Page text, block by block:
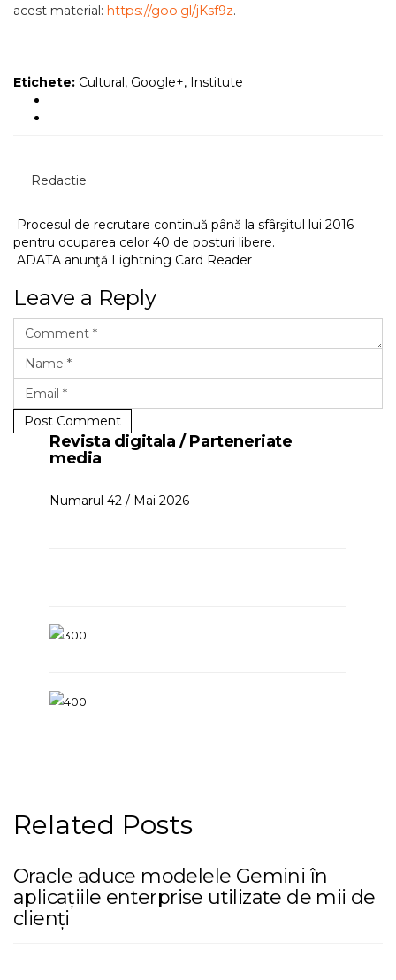
acest material: https://goo.gl/jKsf9z.
Etichete: Cultural, Google+, Institute
Redactie
Procesul de recrutare continuă până la sfârşitul lui 2016
pentru ocuparea celor 40 de posturi libere.
ADATA anunţă Lightning Card Reader
Leave a Reply
Post Comment
Revista digitala / Parteneriate
media
Numarul 42 / Mai 2026
Related Posts
Oracle aduce modelele Gemini în
aplicațiile enterprise utilizate de mii de
clienți